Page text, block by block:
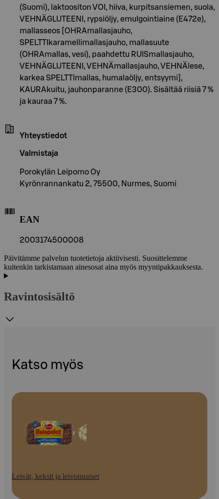
(Suomi), laktoositon VOI, hiiva, kurpitsansiemen, suola,
VEHNÄGLUTEENI, rypsiöljy, emulgointiaine (E472e),
mallasseos [OHRAmallasjauho,
SPELTTIkaramellimallasjauho, mallasuute
(OHRAmallas, vesi), paahdettu RUISmallasjauho,
VEHNÄGLUTEENI, VEHNÄmallasjauho, VEHNÄlese,
karkea SPELTTImallas, humalaöljy, entsyymi],
KAURAkuitu, jauhonparanne (E300). Sisältää riisiä 7 %
ja kauraa 7 %.
Yhteystiedot
Valmistaja
Porokylän Leipomo Oy
Kyrönrannankatu 2, 75500, Nurmes, Suomi
EAN
2003174500008
Päivitämme palvelun tuotetietoja aktiivisesti. Suosittelemme
kuitenkin tarkistamaan ainesosat aina myös myyntipakkauksesta.
Ravintosisältö
Katso myös
Leivät, keksit ja leivonnaiset